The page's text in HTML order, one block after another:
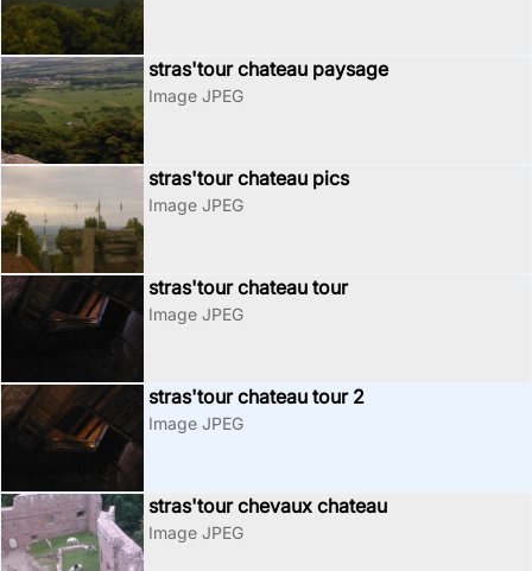
stras'tour chateau paysage
Image JPEG
stras'tour chateau pics
Image JPEG
stras'tour chateau tour
Image JPEG
stras'tour chateau tour 2
Image JPEG
stras'tour chevaux chateau
Image JPEG